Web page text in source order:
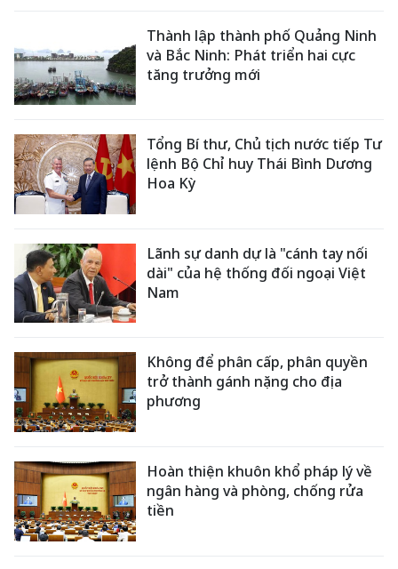
Thành lập thành phố Quảng Ninh
và Bắc Ninh: Phát triển hai cực
tăng trưởng mới
Tổng Bí thư, Chủ tịch nước tiếp Tư
lệnh Bộ Chỉ huy Thái Bình Dương
Hoa Kỳ
Lãnh sự danh dự là "cánh tay nối
dài" của hệ thống đối ngoại Việt
Nam
Không để phân cấp, phân quyền
trở thành gánh nặng cho địa
phương
Hoàn thiện khuôn khổ pháp lý về
ngân hàng và phòng, chống rửa
tiền